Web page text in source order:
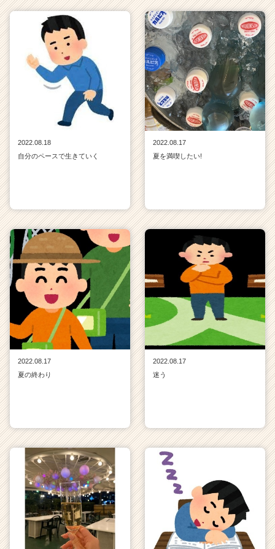
2022.08.18
自分のペースで生きていく
2022.08.17
夏を満喫したい!
2022.08.17
夏の終わり
2022.08.17
迷う